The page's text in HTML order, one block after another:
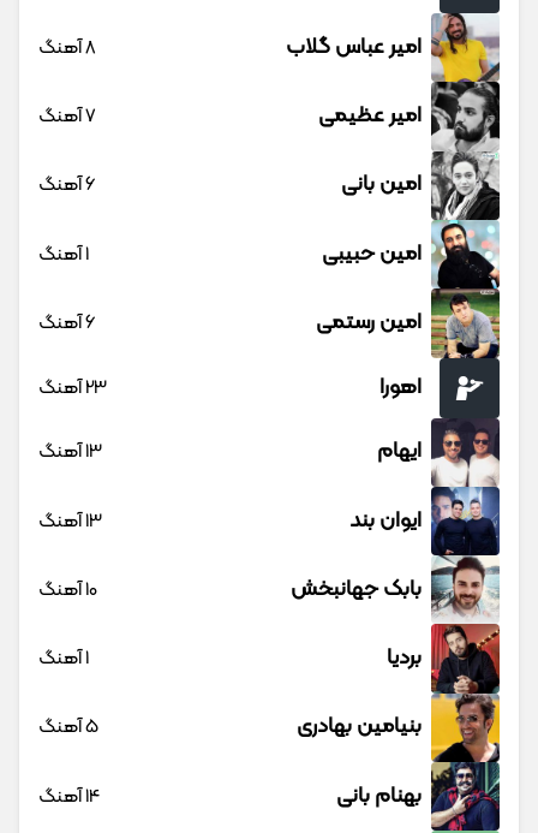
امیر عباس گلاب 8 آهنگ
امیر عظیمی 7 آهنگ
امین بانی 6 آهنگ
امین حبیبی 1 آهنگ
امین رستمی 6 آهنگ
اهورا 23 آهنگ
ایهام 13 آهنگ
ایوان بند 13 آهنگ
بابک جهانبخش 10 آهنگ
بردیا 1 آهنگ
بنیامین بهادری 5 آهنگ
بهنام بانی 14 آهنگ